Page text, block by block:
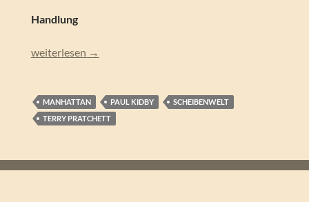
Handlung
Terry Pratchett , Paul Kidby – Wahre Helden
weiterlesen →
MANHATTAN PAUL KIDBY
SCHEIBENWELT
TERRY PRATCHETT